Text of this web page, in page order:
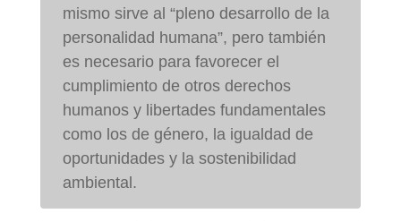
mismo sirve al “pleno desarrollo de la
personalidad humana”, pero también
es necesario para favorecer el
cumplimiento de otros derechos
humanos y libertades fundamentales
como los de género, la igualdad de
oportunidades y la sostenibilidad
ambiental.